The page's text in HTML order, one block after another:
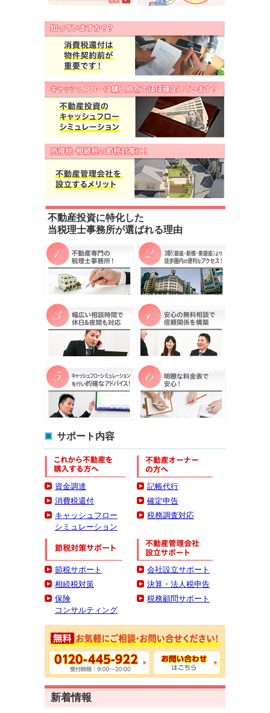
不動産投資に特化した
当税理士事務所が選ばれる理由
サポート内容
資金調達
消費税還付
キャッシュフロー
シミュレーション
記帳代行
確定申告
税務調査対応
節税サポート
相続税対策
保険
コンサルティング
会社設立サポート
決算・法人税申告
税務顧問サポート
新着情報